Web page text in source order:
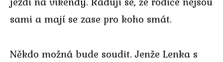
sami a mají se zase pro koho smát.
Někdo možná bude soudit. Jenže Lenka s